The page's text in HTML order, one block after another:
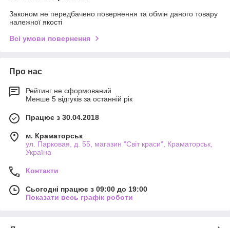
Законом не передбачено повернення та обмін даного товару
належної якості
Всі умови повернення
Про нас
Рейтинг не сформований
Менше 5 відгуків за останній рік
Працює з 30.04.2018
м. Краматорськ
ул. Парковая, д. 55, магазин "Світ краси", Краматорськ,
Україна
Контакти
Сьогодні працює з 09:00 до 19:00
Показати весь графік роботи